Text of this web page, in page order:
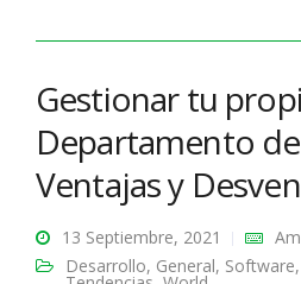
Gestionar tu
Departamento
Ventajas y
13 Septiembre, 2021
Desarrollo, General, Software,